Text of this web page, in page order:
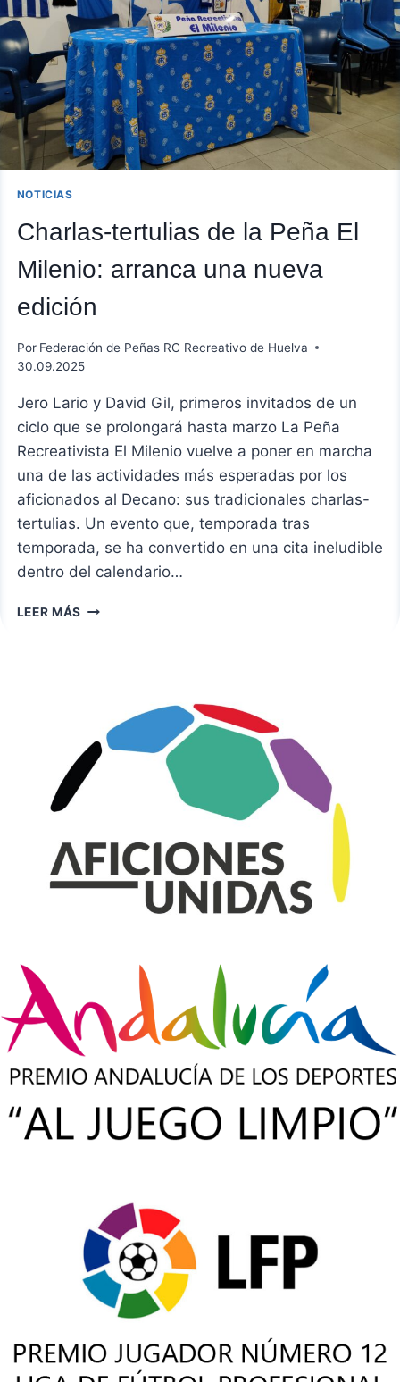
COLOQUIO
CON
PEPE
MENA
Y
XABI
DOMÍNGUEZ
NOTICIAS
Charlas-tertulias de la Peña El
Milenio: arranca una nueva
edición
Por Federación de Peñas RC Recreativo de Huelva
30.09.2025
Jero Lario y David Gil, primeros invitados de un
ciclo que se prolongará hasta marzo La Peña
Recreativista El Milenio vuelve a poner en marcha
una de las actividades más esperadas por los
aficionados al Decano: sus tradicionales charlas-
tertulias. Un evento que, temporada tras
temporada, se ha convertido en una cita ineludible
dentro del calendario…
LEER MÁS CHARLAS-
MILENIO:
ARRANCA
UNA
NUEVA